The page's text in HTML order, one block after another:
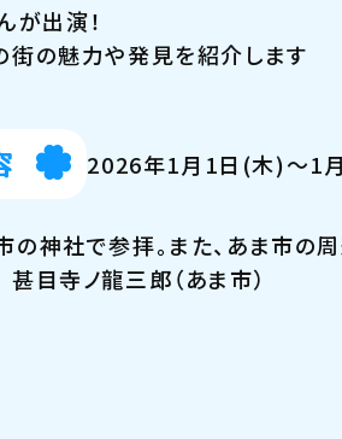
が出演！
街の魅力や発見を紹介します
2026年1月1日(木)～1
神社で参拝。また、あま市の
目寺ノ龍三郎（あま市）